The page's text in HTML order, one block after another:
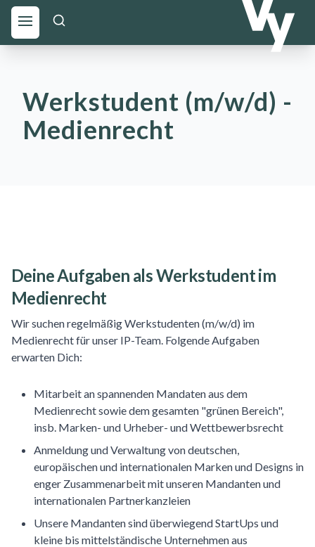
Werkstudent (m/w/d) -
Medienrecht
Deine Aufgaben als Werkstudent im
Medienrecht
Wir suchen regelmäßig Werkstudenten (m/w/d) im
Medienrecht für unser IP-Team. Folgende Aufgaben
erwarten Dich:
Mitarbeit an spannenden Mandaten aus dem
Medienrecht sowie dem gesamten "grünen Bereich",
insb. Marken- und Urheber- und Wettbewerbsrecht
Anmeldung und Verwaltung von deutschen,
europäischen und internationalen Marken und Designs in
enger Zusammenarbeit mit unseren Mandanten und
internationalen Partnerkanzleien
Unsere Mandanten sind überwiegend StartUps und
kleine bis mittelständische Unternehmen aus